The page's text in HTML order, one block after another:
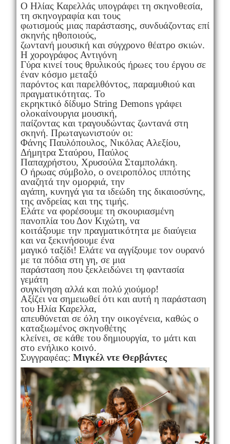
Ο Ηλίας Καρελλάς υπογράφει τη σκηνοθεσία,
τη σκηνογραφία και τους
φωτισμούς μιας παράστασης, συνδυάζοντας επί
σκηνής ηθοποιούς,
ζωντανή μουσική και σύγχρονο θέατρο σκιών.
Η χορογράφος Αντιγόνη
Γύρα κινεί τους θρυλικούς ήρωες του έργου σε
έναν κόσμο μεταξύ
παρόντος και παρελθόντος, παραμυθιού και
πραγματικότητας. Το
εκρηκτικό δίδυμο String Demons γράφει
ολοκαίνουργια μουσική,
παίζοντας και τραγουδώντας ζωντανά στη
σκηνή. Πρωταγωνιστούν οι:
Φάνης Παυλόπουλος, Νικόλας Αλεξίου,
Δήμητρα Σταύρου, Παύλος
Παπαχρήστου, Χρυσούλα Σταμπολάκη.
Ο ήρωας σύμβολο, ο ονειροπόλος ιππότης
αναζητά την ομορφιά, την
αγάπη, κυνηγά για τα ιδεώδη της δικαιοσύνης,
της ανδρείας και της τιμής.
Ελάτε να φορέσουμε τη σκουριασμένη
πανοπλία του Δον Κιχώτη, να
κοιτάξουμε την πραγματικότητα με διαύγεια
και να ξεκινήσουμε ένα
μαγικό ταξίδι! Ελάτε να αγγίξουμε τον ουρανό
με τα πόδια στη γη, σε μια
παράσταση που ξεκλειδώνει τη φαντασία
γεμάτη
συγκίνηση αλλά και πολύ χιούμορ!
Αξίζει να σημειωθεί ότι και αυτή η παράσταση
του Ηλία Καρελλα,
απευθύνεται σε όλη την οικογένεια, καθώς ο
καταξιωμένος σκηνοθέτης
κλείνει, σε κάθε του δημιουργία, το μάτι και
στο ενήλικο κοινό.
Συγγραφέας: Μιγκέλ ντε Θερβάντες